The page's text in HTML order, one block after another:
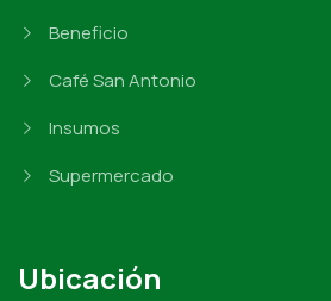
Beneficio
Café San Antonio
Insumos
Supermercado
Ubicación